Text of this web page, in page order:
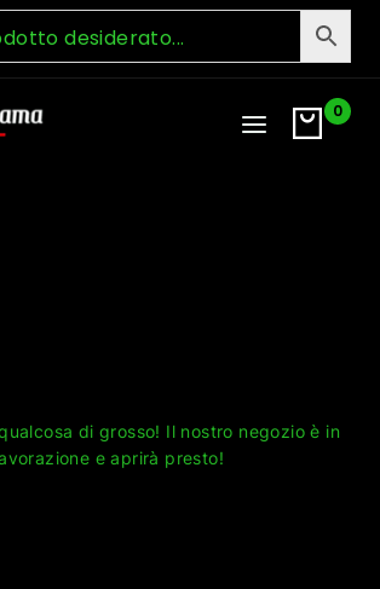
0
di grosso! Il nostro negozio è in
e aprirà presto!